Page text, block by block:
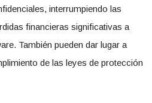
interrumpiendo las
financieras significativas a
También pueden dar lugar a
de las leyes de protección